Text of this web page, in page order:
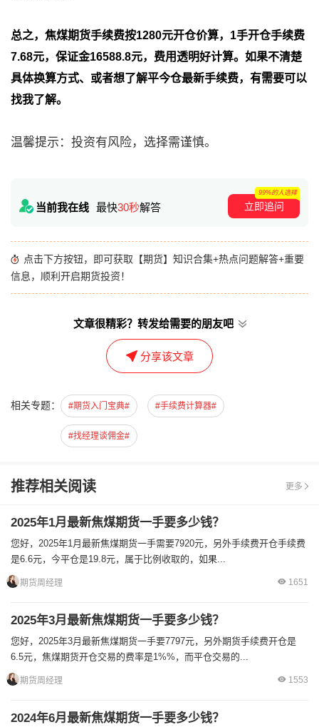
总之，焦煤期货手续费按1280元开仓价算，1手开仓手续费
7.68元，保证金16588.8元，费用透明好计算。如果不清楚
具体换算方式、或者想了解平今仓最新手续费，有需要可以
找我了解。
温馨提示：投资有风险，选择需谨慎。
当前我在线 最快30秒解答 立即追问
99%的人选择
点击下方按钮，即可获取【期货】知识合集+热点问题解答+重要
信息，顺利开启期货投资！
文章很精彩？转发给需要的朋友吧
分享该文章
相关专题： #期货入门宝典# #手续费计算器#
#找经理谈佣金#
推荐相关阅读 更多
2025年1月最新焦煤期货一手要多少钱？
您好，2025年1月最新焦煤期货一手需要7920元，另外手续费开仓手续费
是6.6元，今平仓是19.8元，属于比例收取的，如果...
期货周经理 1651
2025年3月最新焦煤期货一手要多少钱？
您好，2025年3月最新焦煤期货一手要7797元，另外期货手续费开仓是
6.5元，焦煤期货开仓交易的费率是1%%，而平仓交易的...
期货周经理 1553
2024年6月最新焦煤期货一手要多少钱？